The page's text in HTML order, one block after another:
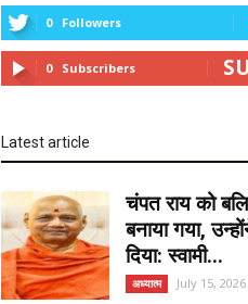
0 Followers
0 Subscribers
Latest article
चंपत राय को
बनाया गया,
दिया: स्वामी...
अध्यात्म July 15, 2026